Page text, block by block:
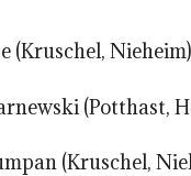
(Kruschel,
(Potthast,
(Kruschel,